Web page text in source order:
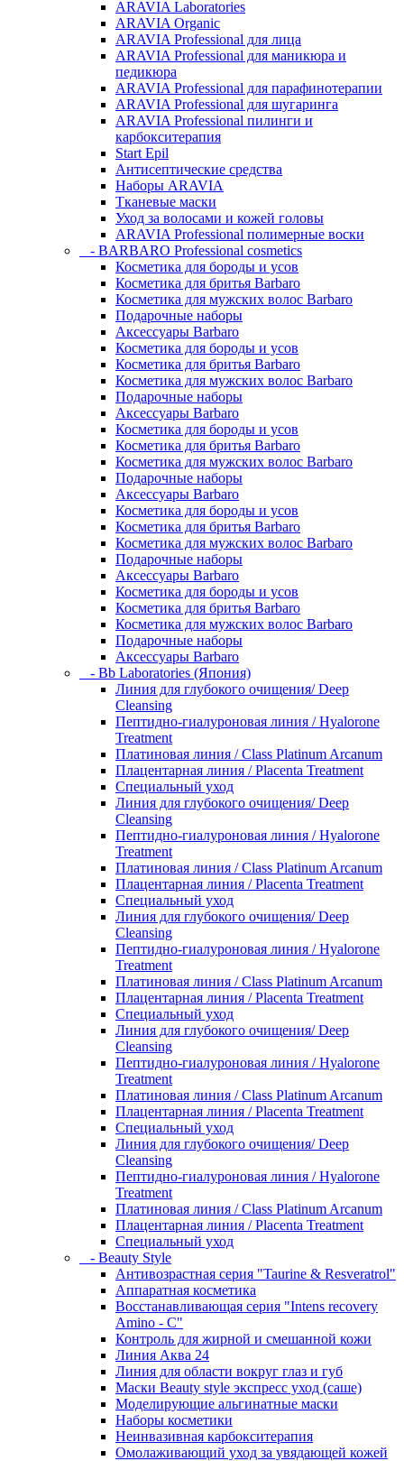
ARAVIA Laboratories
ARAVIA Organic
ARAVIA Professional для лица
ARAVIA Professional для маникюра и
педикюра
ARAVIA Professional для парафинотерапии
ARAVIA Professional для шугаринга
ARAVIA Professional пилинги и
карбокситерапия
Start Epil
Антисептические средства
Наборы ARAVIA
Тканевые маски
Уход за волосами и кожей головы
ARAVIA Professional полимерные воски
- BARBARO Professional cosmetics
Косметика для бороды и усов
Косметика для бритья Barbaro
Косметика для мужских волос Barbaro
Подарочные наборы
Аксессуары Barbaro
Косметика для бороды и усов
Косметика для бритья Barbaro
Косметика для мужских волос Barbaro
Подарочные наборы
Аксессуары Barbaro
Косметика для бороды и усов
Косметика для бритья Barbaro
Косметика для мужских волос Barbaro
Подарочные наборы
Аксессуары Barbaro
Косметика для бороды и усов
Косметика для бритья Barbaro
Косметика для мужских волос Barbaro
Подарочные наборы
Аксессуары Barbaro
Косметика для бороды и усов
Косметика для бритья Barbaro
Косметика для мужских волос Barbaro
Подарочные наборы
Аксессуары Barbaro
- Bb Laboratories (Япония)
Линия для глубокого очищения/ Deep
Cleansing
Пептидно-гиалуроновая линия / Hyalorone
Treatment
Платиновая линия / Class Platinum Arcanum
Плацентарная линия / Placenta Treatment
Специальный уход
Линия для глубокого очищения/ Deep
Cleansing
Пептидно-гиалуроновая линия / Hyalorone
Treatment
Платиновая линия / Class Platinum Arcanum
Плацентарная линия / Placenta Treatment
Специальный уход
Линия для глубокого очищения/ Deep
Cleansing
Пептидно-гиалуроновая линия / Hyalorone
Treatment
Платиновая линия / Class Platinum Arcanum
Плацентарная линия / Placenta Treatment
Специальный уход
Линия для глубокого очищения/ Deep
Cleansing
Пептидно-гиалуроновая линия / Hyalorone
Treatment
Платиновая линия / Class Platinum Arcanum
Плацентарная линия / Placenta Treatment
Специальный уход
Линия для глубокого очищения/ Deep
Cleansing
Пептидно-гиалуроновая линия / Hyalorone
Treatment
Платиновая линия / Class Platinum Arcanum
Плацентарная линия / Placenta Treatment
Специальный уход
- Beauty Style
Антивозрастная серия "Taurine & Resveratrol"
Аппаратная косметика
Восстанавливающая серия "Intens recovery
Amino - C"
Контроль для жирной и смешанной кожи
Линия Аква 24
Линия для области вокруг глаз и губ
Маски Beauty style экспресс уход (саше)
Моделирующие альгинатные маски
Наборы косметики
Неинвазивная карбокситерапия
Омолаживающий уход за увядающей кожей